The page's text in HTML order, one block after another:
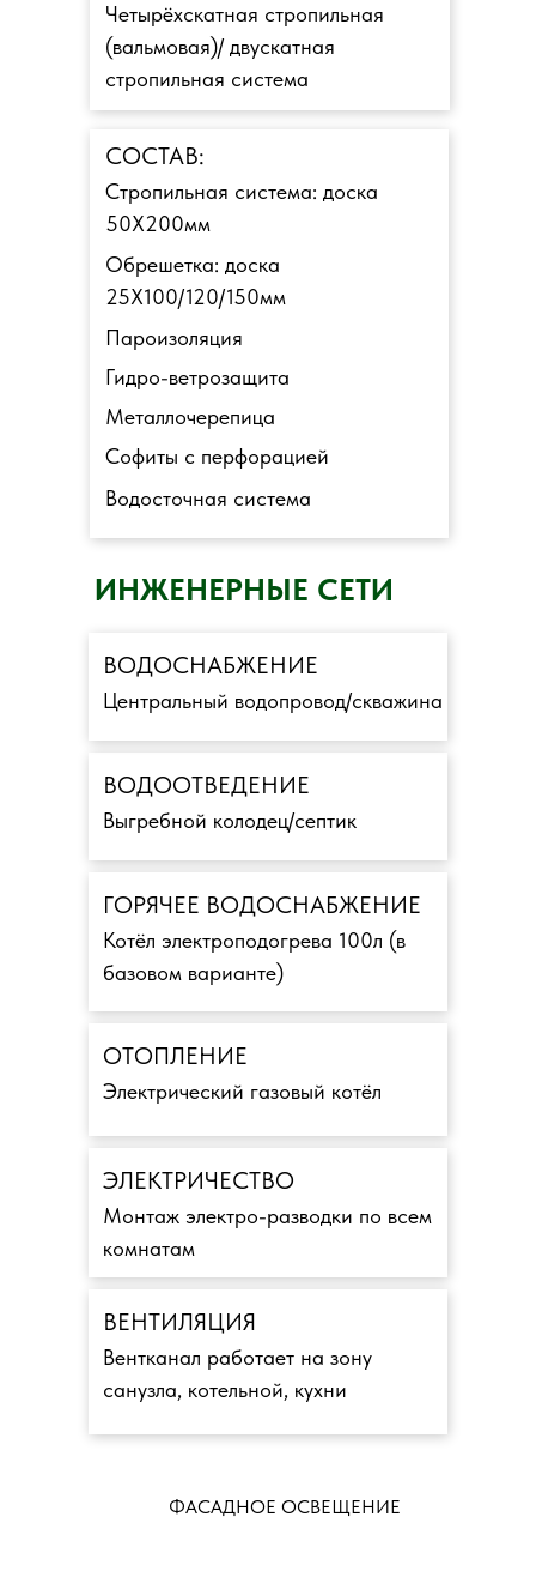
Четырёхскатная стропильная
(вальмовая)/ двускатная
стропильная система
СОСТАВ:
Стропильная система: доска
50Х200мм
Обрешетка: доска
25Х100/120/150мм
Пароизоляция
Гидро-ветрозащита
Металлочерепица
Софиты с перфорацией
Водосточная система
Выгребной колодец/септик
ВОДООТВЕДЕНИЕ
ГОРЯЧЕЕ ВОДОСНАБЖЕНИЕ
Котёл электроподогрева 100л (в
базовом варианте)
Электрический газовый котёл
ОТОПЛЕНИЕ
ЭЛЕКТРИЧЕСТВО
Монтаж электро-разводки по всем
комнатам
Вентканал работает на зону
санузла, котельной, кухни
ВЕНТИЛЯЦИЯ
ВОДОСНАБЖЕНИЕ
Центральный водопровод/скважина
ИНЖЕНЕРНЫЕ СЕТИ
ФАСАДНОЕ ОСВЕЩЕНИЕ